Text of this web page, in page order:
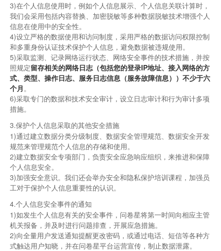
3)在个人信息使用时，例如个人信息展示、个人信息关联计算时，
我们会采用包括内容替换、加密脱敏等多种数据脱敏技术增强个人
信息在使用中的安全性。
4)设立严格的数据使用和访问制度，采用严格的数据访问权限控制
和多重身份认证技术保护个人信息，避免数据被违规使用。
5)采取监测、记录网络运行状态、网络安全事件的技术措施，并按
照规定留存相关的网络日志（包括您的登录IP地址、接入网络的方
式、类型、操作日志、服务日志信息（服务故障信息））不少于六
个月。
6)采取专门的数据和技术安全审计，设立日志审计和行为审计多项
措施。
3.保护个人信息采取的其他安全措施
1)通过建立数据分类分级制度、数据安全管理规范、数据安全开发
规范来管理规范个人信息的存储和使用。
2)建立数据安全专项部门，负责安全应急响应组织，来推进和保障
个人信息安全。
3)加强安全意识。我们还会举办安全和隐私保护培训课程，加强员
工对于保护个人信息重要性的认识。
4.个人信息安全事件的通知
1)如发生个人信息有关的安全事件，问卷星将第一时间向相应主管
机关报备，并及时进行问题排查，开展应急措施。
2)向全量用户发送通知提醒更改密码，或通过电话、短信等各种方
式触达用户知晓，并在问卷星平台运营宣传，制止数据泄露。